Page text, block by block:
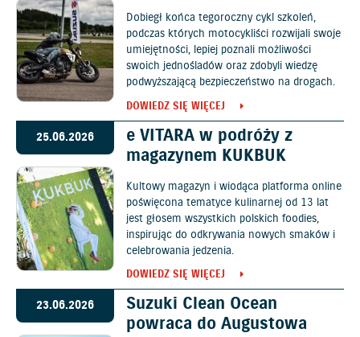
Dobiegł końca tegoroczny cykl szkoleń,
podczas których motocykliści rozwijali swoje
umiejętności, lepiej poznali możliwości
swoich jednośladów oraz zdobyli wiedzę
podwyższającą bezpieczeństwo na drogach.
DOWIEDZ SIĘ WIĘCEJ
25.06.2026
e VITARA w podróży z
magazynem KUKBUK
Kultowy magazyn i wiodąca platforma online
poświęcona tematyce kulinarnej od 13 lat
jest głosem wszystkich polskich foodies,
inspirując do odkrywania nowych smaków i
celebrowania jedzenia.
DOWIEDZ SIĘ WIĘCEJ
23.06.2026
Suzuki Clean Ocean
powraca do Augustowa